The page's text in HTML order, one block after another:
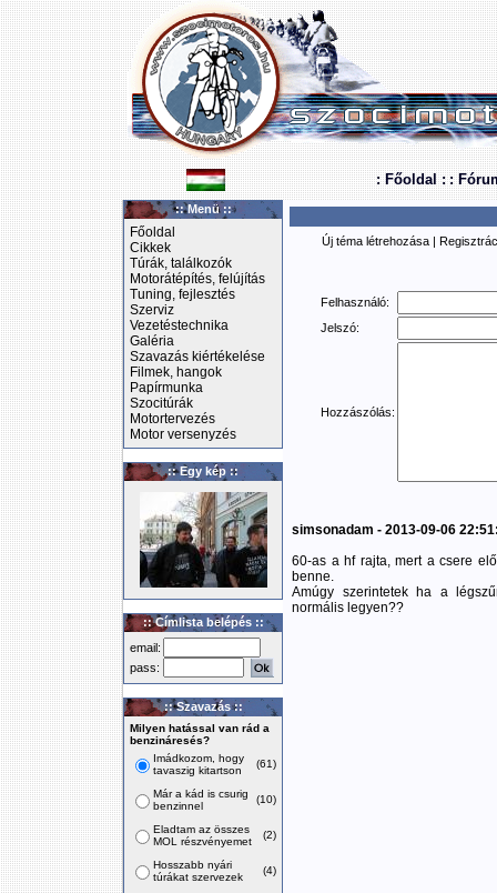
: Főoldal : :
:: Menü ::
Főoldal
Cikkek
Túrák, találkozók
Motorátépítés, felújítás
Tuning, fejlesztés
Szerviz
Vezetéstechnika
Galéria
Szavazás kiértékelése
Filmek, hangok
Papírmunka
Szocitúrák
Motortervezés
Motor versenyzés
:: Egy kép ::
:: Címlista belépés ::
email:
pass:
:: Szavazás ::
Milyen hatással van rád a
benzináresés?
Imádkozom, hogy
tavaszig kitartson
(61)
Már a kád is csurig
benzinnel
(10)
Eladtam az összes
MOL részvényemet
(2)
Hosszabb nyári
túrákat szervezek
(4)
Új téma létrehozása |
Felhasználó:
Jelszó:
Hozzászólás:
simsonadam - 2013-09-06
60-as a hf rajta, mert a csere
benne.
Amúgy szerintetek ha a
normális legyen??